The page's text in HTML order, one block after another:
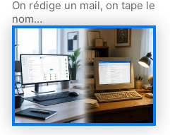
On rédige un mail, on tape le
nom…